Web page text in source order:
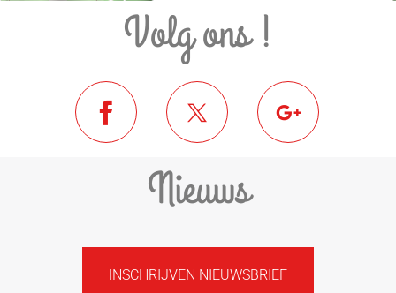
Volg ons !
Nieuws
INSCHRIJVEN NIEUWSBRIEF